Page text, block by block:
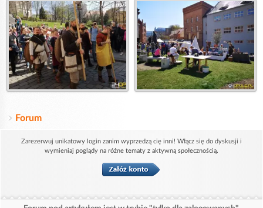
Forum
Zarezerwuj unikatowy login zanim wyprzedzą cię inni! Włącz się do dyskusji i
wymieniaj poglądy na różne tematy z aktywną społecznością.